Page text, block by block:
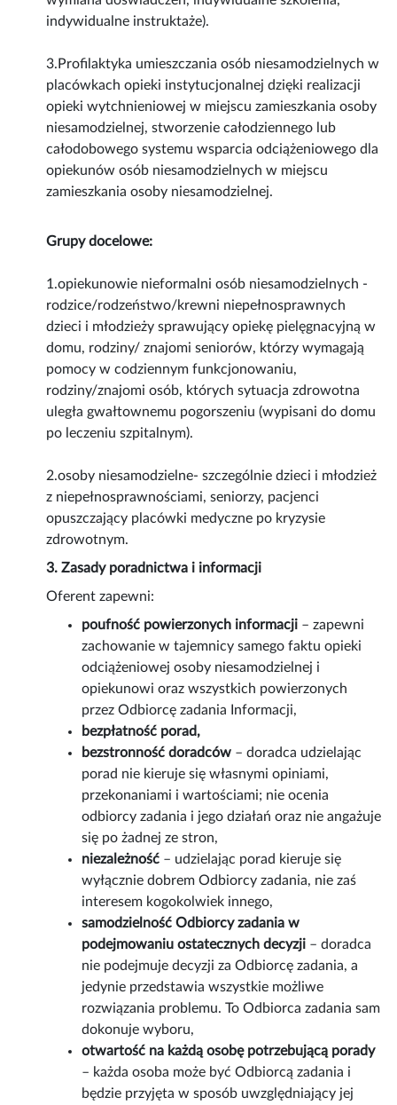
indywidualne instruktaże).
3.Profilaktyka umieszczania osób niesamodzielnych w
placówkach opieki instytucjonalnej dzięki realizacji
opieki wytchnieniowej w miejscu zamieszkania osoby
niesamodzielnej, stworzenie całodziennego lub
całodobowego systemu wsparcia odciążeniowego dla
opiekunów osób niesamodzielnych w miejscu
zamieszkania osoby niesamodzielnej.
Grupy docelowe:
1.opiekunowie nieformalni osób niesamodzielnych -
rodzice/rodzeństwo/krewni niepełnosprawnych
dzieci i młodzieży sprawujący opiekę pielęgnacyjną w
domu, rodziny/ znajomi seniorów, którzy wymagają
pomocy w codziennym funkcjonowaniu,
rodziny/znajomi osób, których sytuacja zdrowotna
uległa gwałtownemu pogorszeniu (wypisani do domu
po leczeniu szpitalnym).
2.osoby niesamodzielne- szczególnie dzieci i młodzież
z niepełnosprawnościami, seniorzy, pacjenci
opuszczający placówki medyczne po kryzysie
zdrowotnym.
3. Zasady poradnictwa i informacji
Oferent zapewni:
poufność powierzonych informacji – zapewni
zachowanie w tajemnicy samego faktu opieki
odciążeniowej osoby niesamodzielnej i
opiekunowi oraz wszystkich powierzonych
przez Odbiorcę zadania Informacji,
bezpłatność porad,
bezstronność doradców – doradca udzielając
porad nie kieruje się własnymi opiniami,
przekonaniami i wartościami; nie ocenia
odbiorcy zadania i jego działań oraz nie angażuje
się po żadnej ze stron,
niezależność – udzielając porad kieruje się
wyłącznie dobrem Odbiorcy zadania, nie zaś
interesem kogokolwiek innego,
samodzielność Odbiorcy zadania w
podejmowaniu ostatecznych decyzji – doradca
nie podejmuje decyzji za Odbiorcę zadania, a
jedynie przedstawia wszystkie możliwe
rozwiązania problemu. To Odbiorca zadania sam
dokonuje wyboru,
otwartość na każdą osobę potrzebującą porady
– każda osoba może być Odbiorcą zadania i
będzie przyjęta w sposób uwzględniający jej